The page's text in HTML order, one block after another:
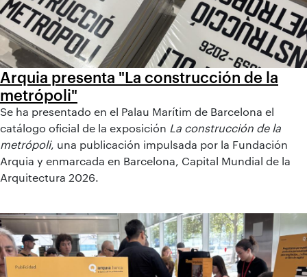
Arquia presenta "La construcción de la
metrópoli"
Se ha presentado en el Palau Marítim de Barcelona el
catálogo oficial de la exposición La construcción de la
metrópoli, una publicación impulsada por la Fundación
Arquia y enmarcada en Barcelona, Capital Mundial de la
Arquitectura 2026.